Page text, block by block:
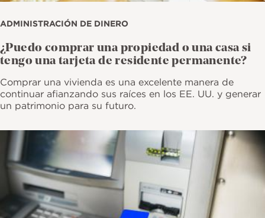
ADMINISTRACIÓN DE DINERO
¿Puedo comprar una propiedad o una casa si
tengo una tarjeta de residente permanente?
Comprar una vivienda es una excelente manera de
continuar afianzando sus raíces en los EE. UU. y generar
un patrimonio para su futuro.
Imagen